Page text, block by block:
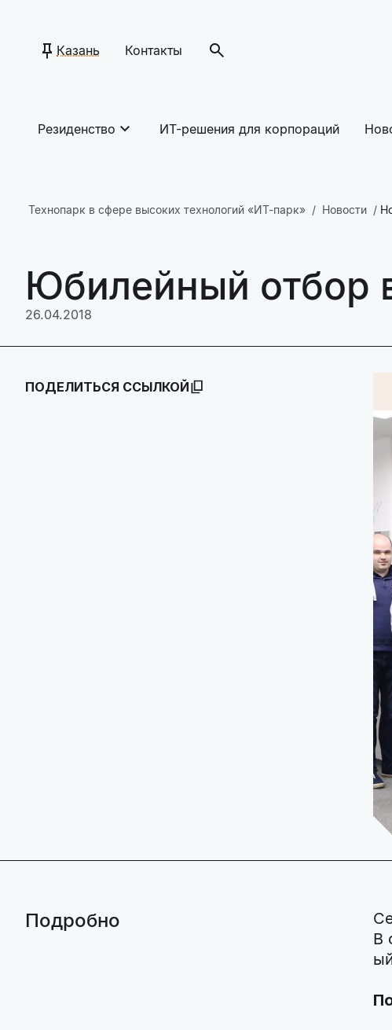
Казань Контакты
Резиденство ИТ-решения для корпораций
Технопарк в сфере высоких технологий «ИТ-парк» Новости
Юбилейный отбор
26.04.2018
ПОДЕЛИТЬСЯ ССЫЛКОЙ
Подробно
В